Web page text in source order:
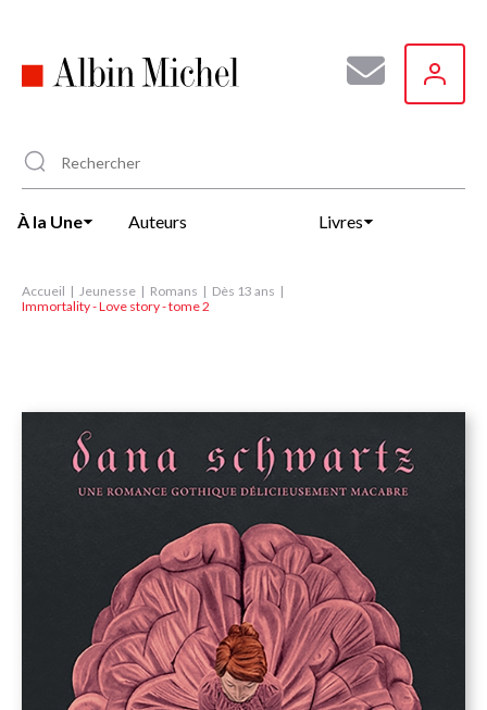
principal
À la Une Auteurs Livres
Accueil Jeunesse Romans
Dès 13 ans
Immortality - Love story - tome 2